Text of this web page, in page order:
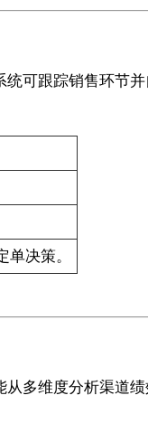
可跟踪销售环节
决策。
多维度分析渠道绩